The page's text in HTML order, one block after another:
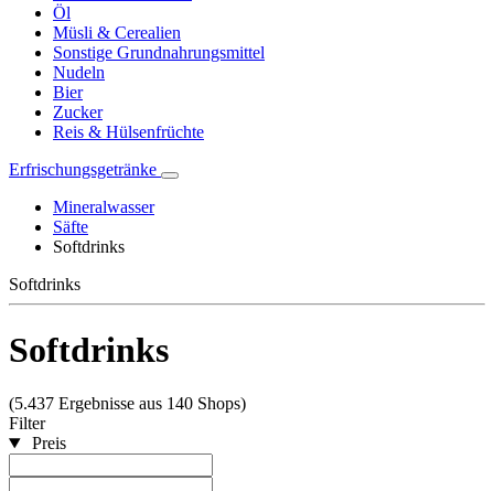
Öl
Müsli & Cerealien
Sonstige Grundnahrungsmittel
Nudeln
Bier
Zucker
Reis & Hülsenfrüchte
Erfrischungsgetränke
Mineralwasser
Säfte
Softdrinks
Softdrinks
Softdrinks
(5.437 Ergebnisse aus 140 Shops)
Filter
Preis